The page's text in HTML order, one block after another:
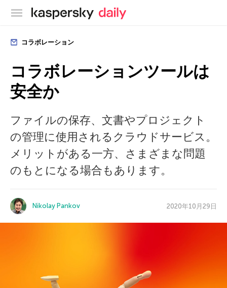
カスペルスキー公式ブログ
コラボレーション
コラボレーションツールは
安全か
ファイルの保存、文書やプロジェクト
の管理に使用されるクラウドサービス。
メリットがある一方、さまざまな問題
のもとになる場合もあります。
Nikolay Pankov 2020年10月29日